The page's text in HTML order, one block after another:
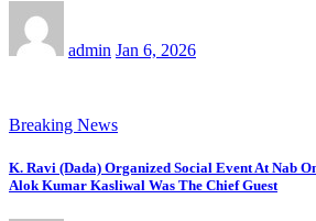
admin Jan 6, 2026
Breaking News
K. Ravi (Dada) Organized Social Event At Nab
Alok Kumar Kasliwal Was The Chief Guest